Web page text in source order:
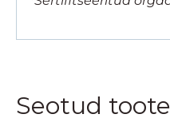
Seotud